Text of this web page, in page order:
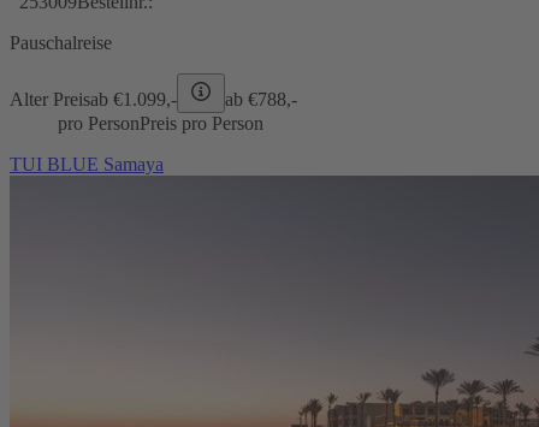
Pauschalreise
Alter Preisab €1.099,- ab €788,-
pro PersonPreis pro Person
TUI BLUE Samaya